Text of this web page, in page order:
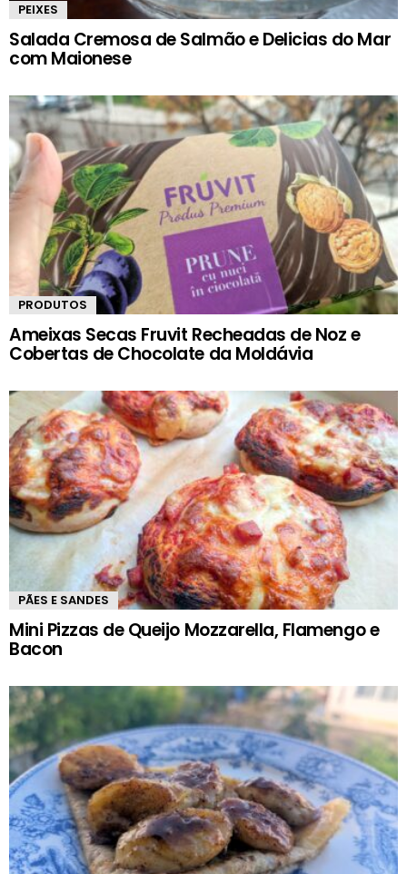
PEIXES
Salada Cremosa de Salmão e Delicias do Mar
com Maionese
PRODUTOS
Ameixas Secas Fruvit Recheadas de Noz e
Cobertas de Chocolate da Moldávia
PÃES E SANDES
Mini Pizzas de Queijo Mozzarella, Flamengo e
Bacon